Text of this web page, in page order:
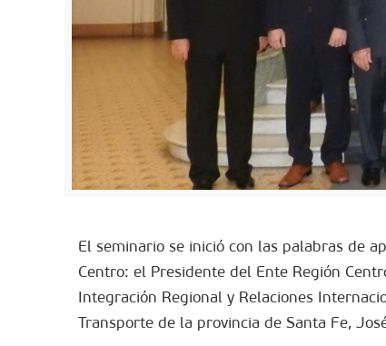
El seminario se inició con las palabras de
Centro: el Presidente del Ente Región
Integración Regional y Relaciones
Transporte de la provincia de Santa Fe,